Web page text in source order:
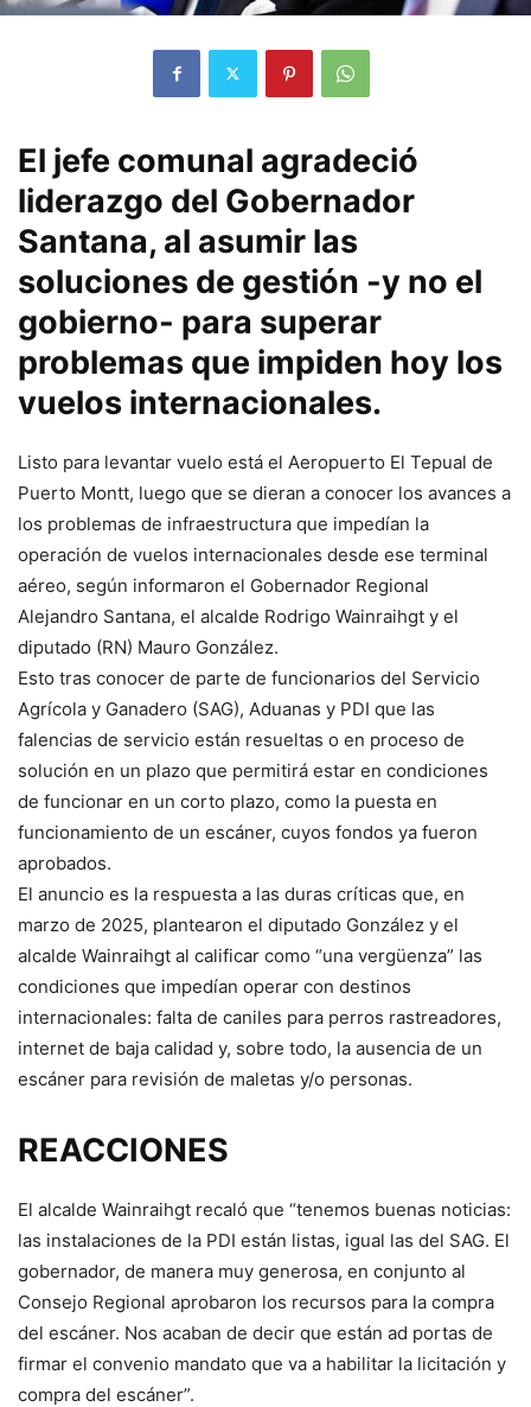
El jefe comunal agradeció
liderazgo del Gobernador
Santana, al asumir las
soluciones de gestión -y no el
gobierno- para superar
problemas que impiden hoy los
vuelos internacionales.
Listo para levantar vuelo está el Aeropuerto El Tepual de
Puerto Montt, luego que se dieran a conocer los avances a
los problemas de infraestructura que impedían la
operación de vuelos internacionales desde ese terminal
aéreo, según informaron el Gobernador Regional
Alejandro Santana, el alcalde Rodrigo Wainraihgt y el
diputado (RN) Mauro González.
Esto tras conocer de parte de funcionarios del Servicio
Agrícola y Ganadero (SAG), Aduanas y PDI que las
falencias de servicio están resueltas o en proceso de
solución en un plazo que permitirá estar en condiciones
de funcionar en un corto plazo, como la puesta en
funcionamiento de un escáner, cuyos fondos ya fueron
aprobados.
El anuncio es la respuesta a las duras críticas que, en
marzo de 2025, plantearon el diputado González y el
alcalde Wainraihgt al calificar como “una vergüenza” las
condiciones que impedían operar con destinos
internacionales: falta de caniles para perros rastreadores,
internet de baja calidad y, sobre todo, la ausencia de un
escáner para revisión de maletas y/o personas.
REACCIONES
El alcalde Wainraihgt recaló que “tenemos buenas noticias:
las instalaciones de la PDI están listas, igual las del SAG. El
gobernador, de manera muy generosa, en conjunto al
Consejo Regional aprobaron los recursos para la compra
del escáner. Nos acaban de decir que están ad portas de
firmar el convenio mandato que va a habilitar la licitación y
compra del escáner”.